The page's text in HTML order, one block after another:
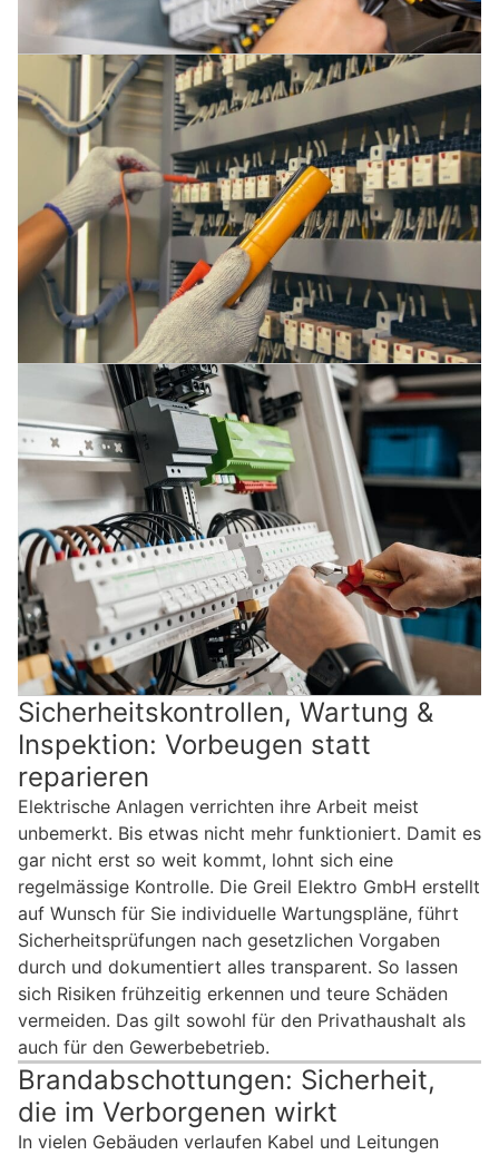
Sicherheitskontrollen, Wartung &
Inspektion: Vorbeugen statt
reparieren
Elektrische Anlagen verrichten ihre Arbeit meist
unbemerkt. Bis etwas nicht mehr funktioniert. Damit es
gar nicht erst so weit kommt, lohnt sich eine
regelmässige Kontrolle. Die Greil Elektro GmbH erstellt
auf Wunsch für Sie individuelle Wartungspläne, führt
Sicherheitsprüfungen nach gesetzlichen Vorgaben
durch und dokumentiert alles transparent. So lassen
sich Risiken frühzeitig erkennen und teure Schäden
vermeiden. Das gilt sowohl für den Privathaushalt als
auch für den Gewerbebetrieb.
Brandabschottungen: Sicherheit,
die im Verborgenen wirkt
In vielen Gebäuden verlaufen Kabel und Leitungen